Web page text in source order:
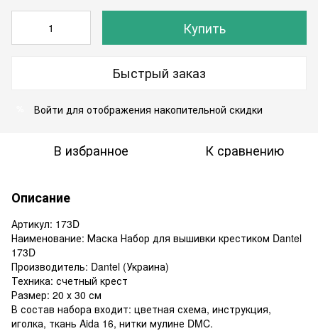
Купить
Быстрый заказ
Войти для отображения накопительной скидки
В избранное К сравнению
Описание
Артикул: 173D
Наименование: Маска Набор для вышивки крестиком Dantel
173D
Производитель: Dantel (Украина)
Техника: счетный крест
Размер: 20 х 30 см
В состав набора входит: цветная схема, инструкция,
иголка, ткань Aida 16, нитки мулине DMC.